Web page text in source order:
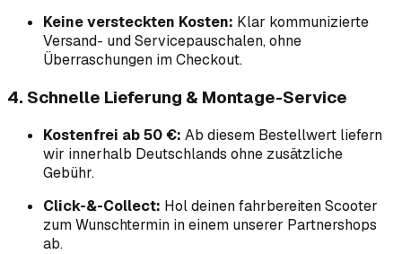
Keine versteckten Kosten: Klar kommunizierte
Versand- und Servicepauschalen, ohne
Überraschungen im Checkout.
4. Schnelle Lieferung & Montage-Service
Kostenfrei ab 50 €: Ab diesem Bestellwert liefern
wir innerhalb Deutschlands ohne zusätzliche
Gebühr.
Click-&-Collect: Hol deinen fahrbereiten Scooter
zum Wunschtermin in einem unserer Partner­shops
ab.